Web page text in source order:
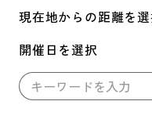
現在地からの距離を
開催日を選択